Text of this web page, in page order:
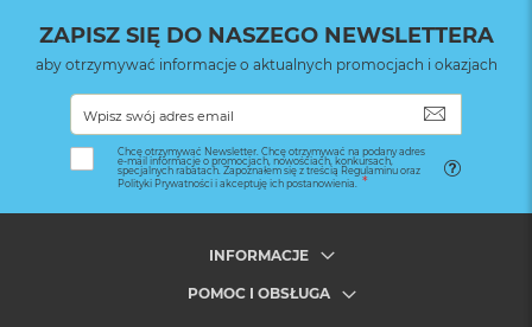
ZAPISZ SIĘ DO NASZEGO NEWSLETTERA
aby otrzymywać informacje o aktualnych promocjach i okazjach
Chcę otrzymywać Newsletter. Chcę otrzymywać na podany adres
e-mail informacje o promocjach, nowościach, konkursach,
specjalnych rabatach. Zapoznałem się z treścią Regulaminu oraz
Polityki Prywatności i akceptuję ich postanowienia.
INFORMACJE
POMOC I OBSŁUGA